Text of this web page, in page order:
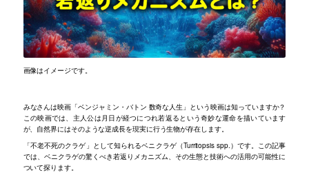
画像はイメージです。
みなさんは映画「ベンジャミン・バトン 数奇な人生」という映画は知っていますか？
この映画では、主人公は月日が経つにつれ若返るという奇妙な運命を描いています
が、自然界にはそのような逆成長を現実に行う生物が存在します。
「不老不死のクラゲ」として知られるベニクラゲ（Turritopsis spp.）です。この記事
では、ベニクラゲの驚くべき若返りメカニズム、その生態と技術への活用の可能性に
ついて探ります。